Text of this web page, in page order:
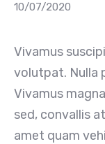
10/07/2020
Vivamus
volutpat. Nulla
Vivamus
sed, convallis
amet quam